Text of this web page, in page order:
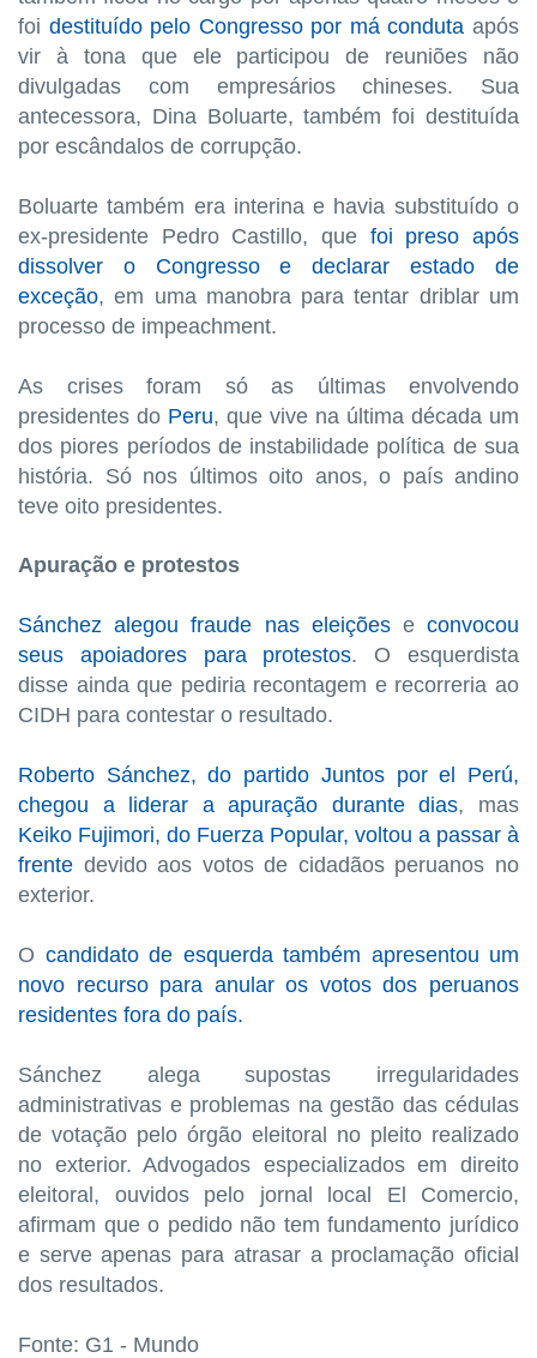
foi destituído pelo Congresso por má conduta após
vir à tona que ele participou de reuniões não
divulgadas com empresários chineses. Sua
antecessora, Dina Boluarte, também foi destituída
por escândalos de corrupção.
Boluarte também era interina e havia substituído o
ex-presidente Pedro Castillo, que foi preso após
dissolver o Congresso e declarar estado de
exceção, em uma manobra para tentar driblar um
processo de impeachment.
As crises foram só as últimas envolvendo
presidentes do Peru, que vive na última década um
dos piores períodos de instabilidade política de sua
história. Só nos últimos oito anos, o país andino
teve oito presidentes.
Apuração e protestos
Sánchez alegou fraude nas eleiçõeseconvocou
seus apoiadores para protestos. O esquerdista
disse ainda que pediria recontagem e recorreria ao
CIDH para contestar o resultado.
Roberto Sánchez, do partido Juntos por el Perú,
chegou a liderar a apuração durante dias, mas
Keiko Fujimori, do Fuerza Popular, voltou a passar à
frente devido aos votos de cidadãos peruanos no
exterior.
O candidato de esquerda também apresentou um
novo recurso para anular os votos dos peruanos
residentes fora do país.
Sánchez alega supostas irregularidades
administrativas e problemas na gestão das cédulas
de votação pelo órgão eleitoral no pleito realizado
no exterior. Advogados especializados em direito
eleitoral, ouvidos pelo jornal local El Comercio,
afirmam que o pedido não tem fundamento jurídico
e serve apenas para atrasar a proclamação oficial
dos resultados.
Fonte: G1 - Mundo